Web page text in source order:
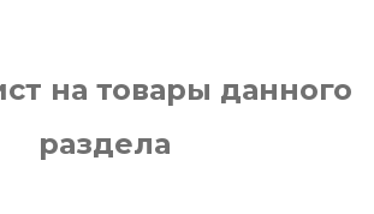
на товары данного
раздела